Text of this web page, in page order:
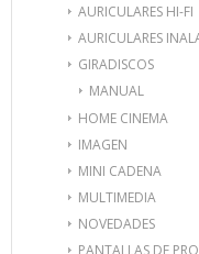
AURICULARES HI-FI
AURICULARES
GIRADISCOS
MANUAL
HOME CINEMA
IMAGEN
MINI CADENA
MULTIMEDIA
NOVEDADES
PANTALLAS DE